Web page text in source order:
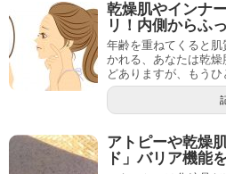
乾燥肌やインナ
リ！内側からふ
年齢を重ねてくると
かれる、あなたは乾
どありますが、もう
アトピーや乾燥
ド」バリア機能